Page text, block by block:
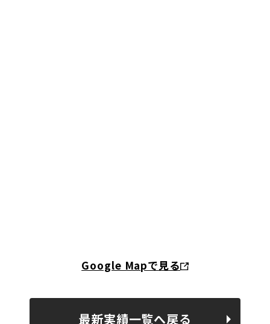
Google Mapで見る
最新実績一覧へ戻る